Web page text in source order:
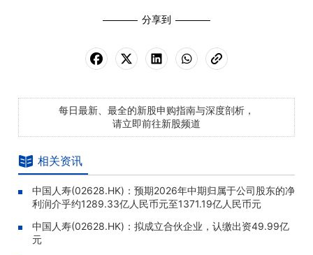
分享到
每日最新、最全的新股申购指南与深度剖析，
请立即前往新股频道
相关资讯
中国人寿(02628.HK)：预期2026年中期归属于公司股东的净
利润介乎约1289.33亿人民币元至1371.19亿人民币元
中国人寿(02628.HK)：拟成立合伙企业，认缴出资49.99亿
元